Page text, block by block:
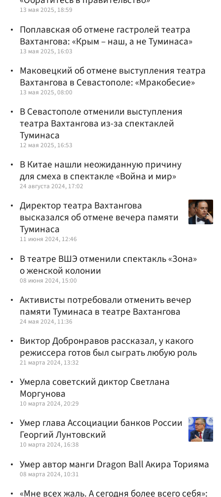
13 мая 2025, 18:59
Поплавская об отмене гастролей театра
Вахтангова: «Крым – наш, а не Туминаса»
13 мая 2025, 16:03
Маковецкий об отмене выступления театра
Вахтангова в Севастополе: «Мракобесие»
13 мая 2025, 08:00
В Севастополе отменили выступления
театра Вахтангова из-за спектаклей
Туминаса
12 мая 2025, 16:53
В Китае нашли неожиданную причину
для смеха в спектакле «Война и мир»
24 августа 2024, 17:02
Директор театра Вахтангова
высказался об отмене вечера памяти
Туминаса
11 июня 2024, 12:46
В театре ВШЭ отменили спектакль «Зона»
о женской колонии
08 июня 2024, 15:00
Активисты потребовали отменить вечер
памяти Туминаса в театре Вахтангова
24 мая 2024, 11:36
Виктор Добронравов рассказал, у какого
режиссера готов был сыграть любую роль
21 марта 2024, 13:32
Умерла советский диктор Светлана
Моргунова
10 марта 2024, 20:29
Умер глава Ассоциации банков России
Георгий Лунтовский
10 марта 2024, 16:38
Умер автор манги Dragon Ball Акира Торияма
08 марта 2024, 10:31
«Мне всех жаль. А сегодня более всего себя»: